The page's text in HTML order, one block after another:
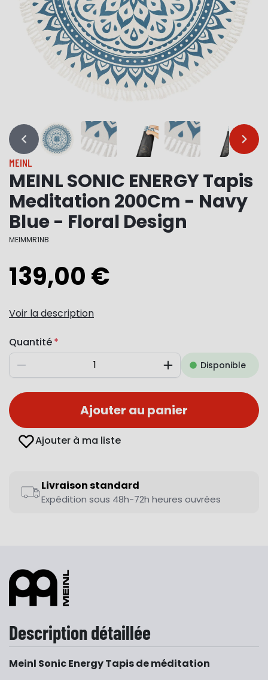
… …
MEINL
MEINL SONIC ENERGY Tapis
Meditation 200Cm - Navy
Blue - Floral Design
MEIMMR1NB
139,00 €
Voir la description
Quantité
Diminuer AugmenterDisponible
Ajouter au panier
Ajouter à ma liste
Livraison standard
Expédition sous 48h-72h heures ouvrées
Description détaillée
Meinl Sonic Energy Tapis de méditation